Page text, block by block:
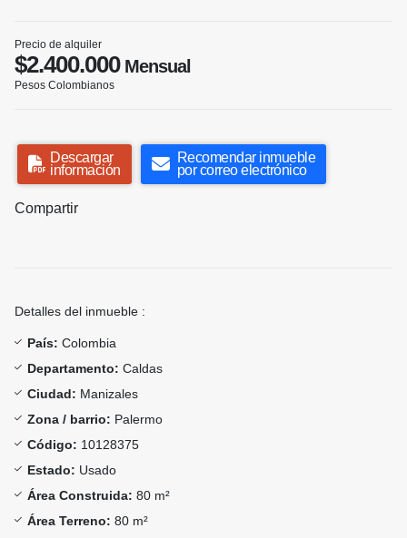
Precio de alquiler
$2.400.000Mensual
Pesos Colombianos
Descargar
información
Recomendar inmueble
por correo electrónico
Compartir
Detalles del inmueble :
País: Colombia
Departamento: Caldas
Ciudad: Manizales
Zona / barrio: Palermo
Código: 10128375
Estado: Usado
Área Construida: 80 m²
Área Terreno: 80 m²